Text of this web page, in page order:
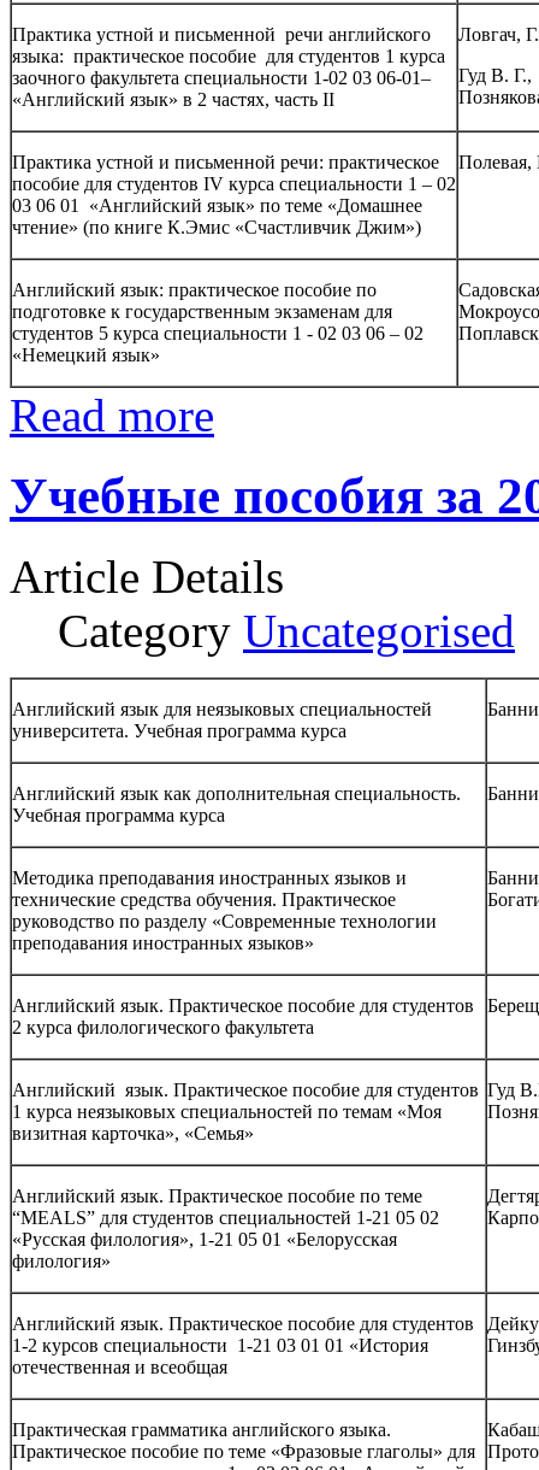
Практика устной и письменной речи английского
языка: практическое пособие для студентов 1 курса
заочного факультета специальности 1-02 03 06-01–
«Английский язык» в 2 частях, часть II
Ловгач,
Гуд В. Г.,
Практика устной и письменной речи: практическое
пособие для студентов IV курса специальности 1 – 02
03 06 01 «Английский язык» по теме «Домашнее
чтение» (по книге К.Эмис «Счастливчик Джим»)
Английский язык: практическое пособие по
подготовке к государственным экзаменам для
студентов 5 курса специальности 1 - 02 03 06 – 02
«Немецкий язык»
Read more
Учебные пособия за
Article Details
Category Uncategorised
Английский язык для неязыковых специальностей
университета. Учебная программа курса
Английский язык как дополнительная специальность.
Учебная программа курса
Методика преподавания иностранных языков и
технические средства обучения. Практическое
руководство по разделу «Современные технологии
преподавания иностранных языков»
Английский язык. Практическое пособие для студентов
2 курса филологического факультета
Английский язык. Практическое пособие для студентов
1 курса неязыковых специальностей по темам «Моя
визитная карточка», «Семья»
Гуд
Английский язык. Практическое пособие по теме
“MEALS” для студентов специальностей 1-21 05 02
«Русская филология», 1-21 05 01 «Белорусская
филология»
Английский язык. Практическое пособие для студентов
1-2 курсов специальности 1-21 03 01 01 «История
отечественная и всеобщая
Практическая грамматика английского языка.
Практическое пособие по теме «Фразовые глаголы» для